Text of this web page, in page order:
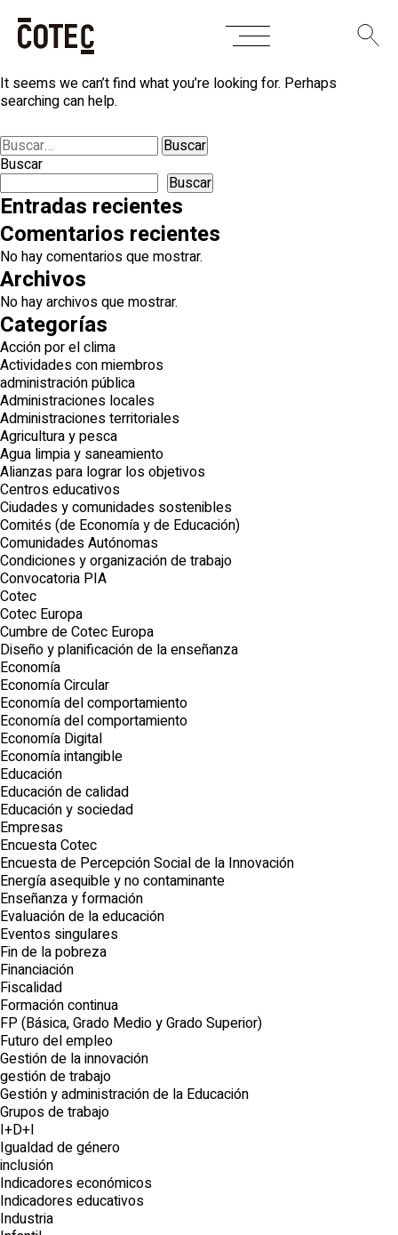
SkipNothing Found
It seems we can’t find what you’re looking for. Perhaps
searching can help.
Buscar:
Buscar
Buscar
Entradas recientes
Comentarios recientes
No hay comentarios que mostrar.
Archivos
No hay archivos que mostrar.
Categorías
Acción por el clima
Actividades con miembros
administración pública
Administraciones locales
Administraciones territoriales
Agricultura y pesca
Agua limpia y saneamiento
Alianzas para lograr los objetivos
Centros educativos
Ciudades y comunidades sostenibles
Comités (de Economía y de Educación)
Comunidades Autónomas
Condiciones y organización de trabajo
Convocatoria PIA
Cotec
Cotec Europa
Cumbre de Cotec Europa
Diseño y planificación de la enseñanza
Economía
Economía Circular
Economía del comportamiento
Economía del comportamiento
Economía Digital
Economía intangible
Educación
Educación de calidad
Educación y sociedad
Empresas
Encuesta Cotec
Encuesta de Percepción Social de la Innovación
Energía asequible y no contaminante
Enseñanza y formación
Evaluación de la educación
Eventos singulares
Fin de la pobreza
Financiación
Fiscalidad
Formación continua
FP (Básica, Grado Medio y Grado Superior)
Futuro del empleo
Gestión de la innovación
gestión de trabajo
Gestión y administración de la Educación
Grupos de trabajo
I+D+I
Igualdad de género
inclusión
Indicadores económicos
Indicadores educativos
Industria